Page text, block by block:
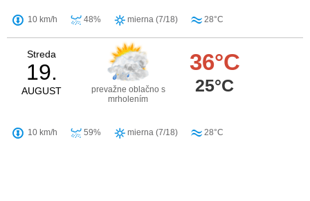
10 km/h 48% mierna (7/18) 28°C
Streda
19.
AUGUST
prevažne oblačno s
mrholením
36°C
25°C
10 km/h 59% mierna (7/18) 28°C